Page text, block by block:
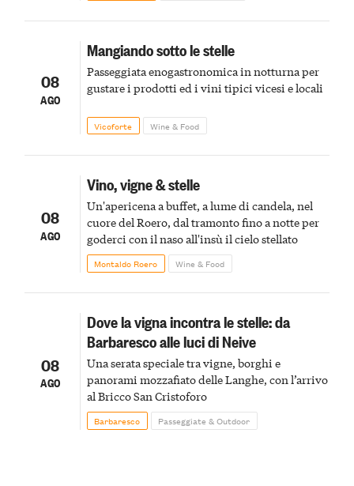
08
AGO
Mangiando sotto le stelle
Passeggiata enogastronomica in notturna per
gustare i prodotti ed i vini tipici vicesi e locali
Vicoforte Wine & Food
08
AGO
Vino, vigne & stelle
Un'apericena a buffet, a lume di candela, nel
cuore del Roero, dal tramonto fino a notte per
goderci con il naso all'insù il cielo stellato
Montaldo Roero Wine & Food
08
AGO
Dove la vigna incontra le stelle: da
Barbaresco alle luci di Neive
Una serata speciale tra vigne, borghi e
panorami mozzafiato delle Langhe, con l’arrivo
al Bricco San Cristoforo
Barbaresco Passeggiate & Outdoor